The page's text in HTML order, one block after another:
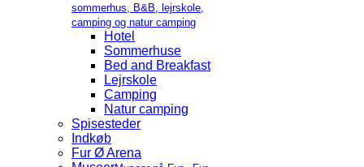
sommerhus, B&B, lejrskole,
camping og natur camping
Hotel
Sommerhuse
Bed and Breakfast
Lejrskole
Camping
Natur camping
Spisesteder
Indkøb
Fur Ø Arena